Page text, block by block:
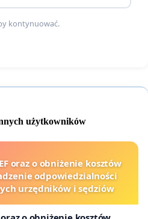
kontynuować.
użytkowników
oraz o obniżenie kosztów
odpowiedzialności
urzędników i sędziów